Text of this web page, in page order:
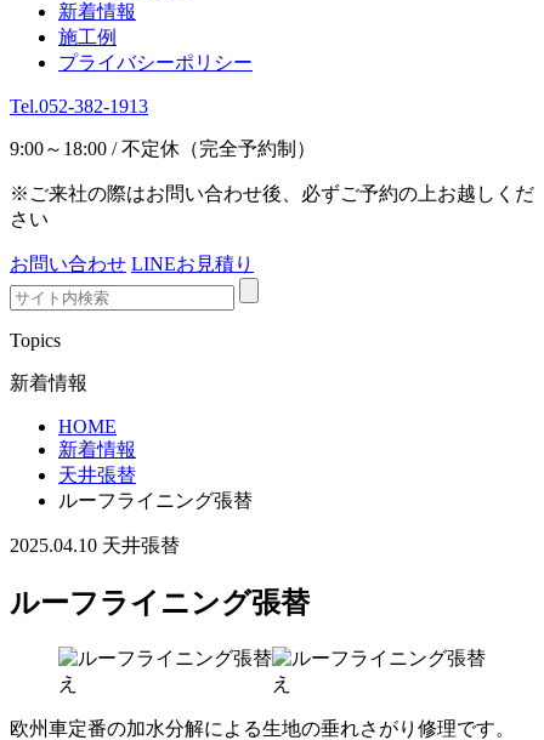
新着情報
施工例
プライバシーポリシー
Tel.052-382-1913
9:00～18:00 / 不定休（完全予約制）
※ご来社の際はお問い合わせ後、必ずご予約の上お越しくだ
さい
お問い合わせ LINEお見積り
Topics
新着情報
HOME
新着情報
天井張替
ルーフライニング張替
2025.04.10 天井張替
ルーフライニング張替
欧州車定番の加水分解による生地の垂れさがり修理です。